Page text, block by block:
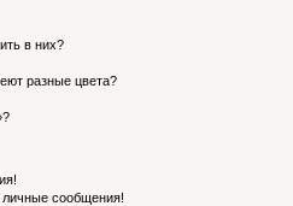
в них?
разные цвета?
сообщения!